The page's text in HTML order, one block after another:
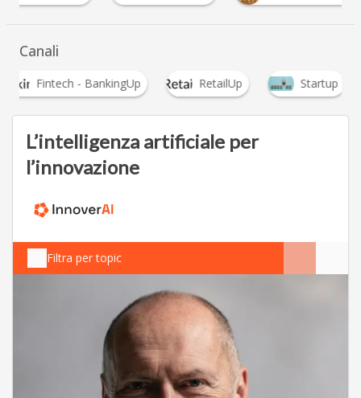
Canali
Fintech - BankingUp RetailUp Startup
L’intelligenza artificiale per
l’innovazione
Filtra per topic